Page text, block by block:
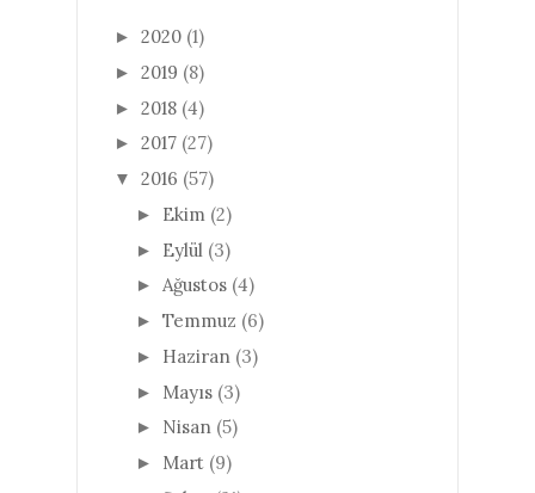
► 2020 (1)
► 2019 (8)
► 2018 (4)
► 2017 (27)
▼ 2016 (57)
► Ekim (2)
► Eylül (3)
► Ağustos (4)
► Temmuz (6)
► Haziran (3)
► Mayıs (3)
► Nisan (5)
► Mart (9)